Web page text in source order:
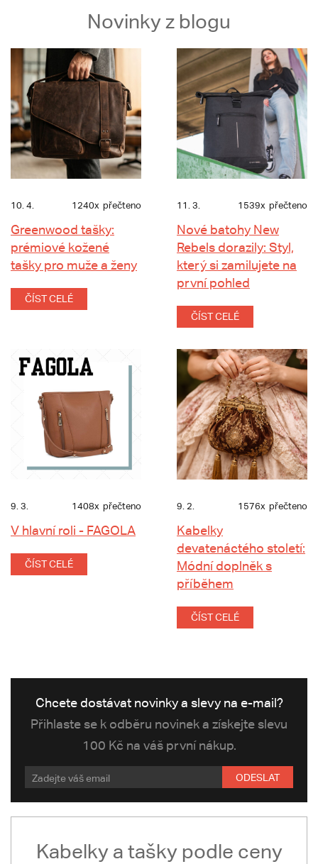
Novinky z blogu
10. 4. 1240x přečteno
Greenwood tašky:
prémiové kožené
tašky pro muže a ženy
ČÍST CELÉ
11. 3. 1539x přečteno
Nové batohy New
Rebels dorazily: Styl,
který si zamilujete na
první pohled
ČÍST CELÉ
9. 3. 1408x přečteno
V hlavní roli - FAGOLA
ČÍST CELÉ
9. 2. 1576x přečteno
Kabelky
devatenáctého století:
Módní doplněk s
příběhem
ČÍST CELÉ
Chcete dostávat novinky a slevy na e-mail?
Přihlaste se k odběru novinek a získejte slevu
100 Kč na váš první nákup.
ODESLAT
Kabelky a tašky podle ceny